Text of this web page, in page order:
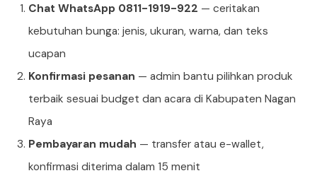
Chat WhatsApp 0811-1919-922 — ceritakan
kebutuhan bunga: jenis, ukuran, warna, dan teks
ucapan
Konfirmasi pesanan — admin bantu pilihkan produk
terbaik sesuai budget dan acara di Kabupaten Nagan
Raya
Pembayaran mudah — transfer atau e-wallet,
konfirmasi diterima dalam 15 menit